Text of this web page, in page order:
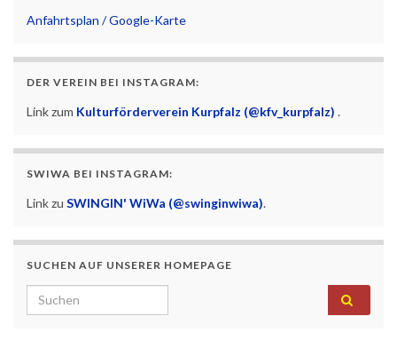
Anfahrtsplan / Google-Karte
DER VEREIN BEI INSTAGRAM:
Link zum Kulturförderverein Kurpfalz (@kfv_kurpfalz) .
SWIWA BEI INSTAGRAM:
Link zu SWINGIN' WiWa (@swinginwiwa).
SUCHEN AUF UNSERER HOMEPAGE
Search for: